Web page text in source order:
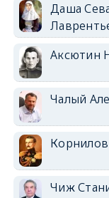
Даша
Аксютин
Чалый
Чиж